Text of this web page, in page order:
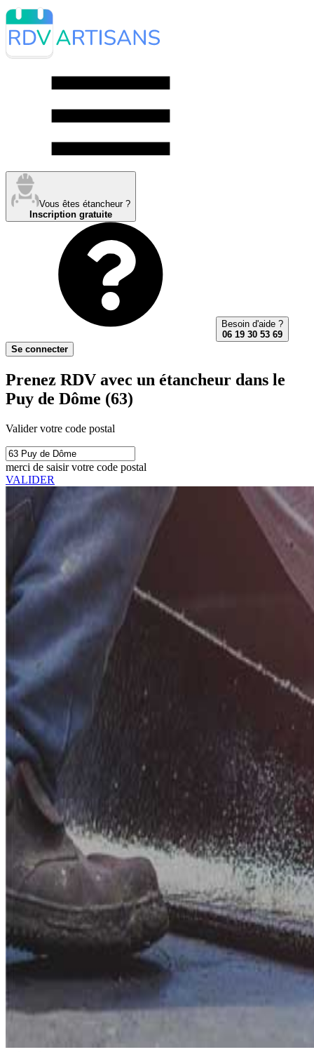
Vous êtes étancheur ?
Inscription gratuite
Besoin d'aide ?
06 19 30 53 69
Se connecter
Prenez RDV avec un étancheur dans le
Puy de Dôme (63)
Valider votre code postal
merci de saisir votre code postal
VALIDER